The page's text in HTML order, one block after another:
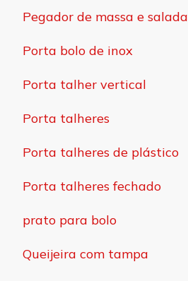
Pegador de massa e salada
Porta bolo de inox
Porta talher vertical
Porta talheres
Porta talheres de plástico
Porta talheres fechado
prato para bolo
Queijeira com tampa